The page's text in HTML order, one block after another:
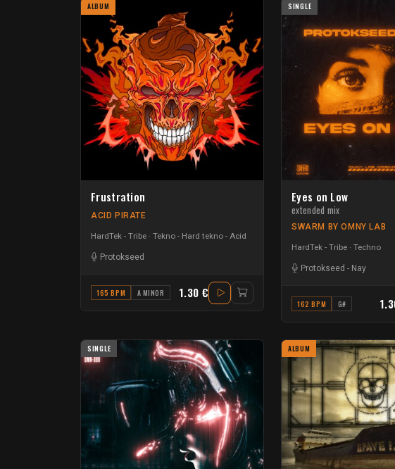
ALBUM
Frustration
ACID PIRATE
HardTek - Tribe Tekno - Hard tekno - Acid
Protokseed
165 BPM A MINOR 1.30 €
SINGLE
Eyes on Low
extended mix
SWARM BY OMNY LAB
HardTek - Tribe Techno
Protokseed - Nay
162 BPM G#
SINGLE ALBUM